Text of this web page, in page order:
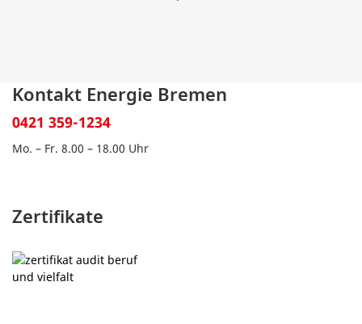
Kontakt Energie Bremen
0421 359-1234
Mo. – Fr. 8.00 – 18.00 Uhr
Zertifikate